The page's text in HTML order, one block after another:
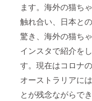
ます。海外の猫ち
触れ合い、日本と
驚き、海外の猫ち
インスタで紹介を
す。現在はコロナ
オーストラリアに
とが残念ながらで